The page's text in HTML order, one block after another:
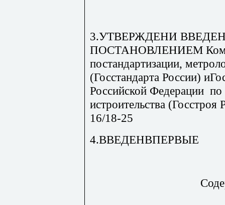
3.УТВЕРЖДЕНИ
ПОСТАНОВЛЕНИЕМ
постандартизации,
(Госстандарта России)
Российской Федерации
истроительства
16/18-25
4.ВВЕДЕНВПЕРВЫЕ